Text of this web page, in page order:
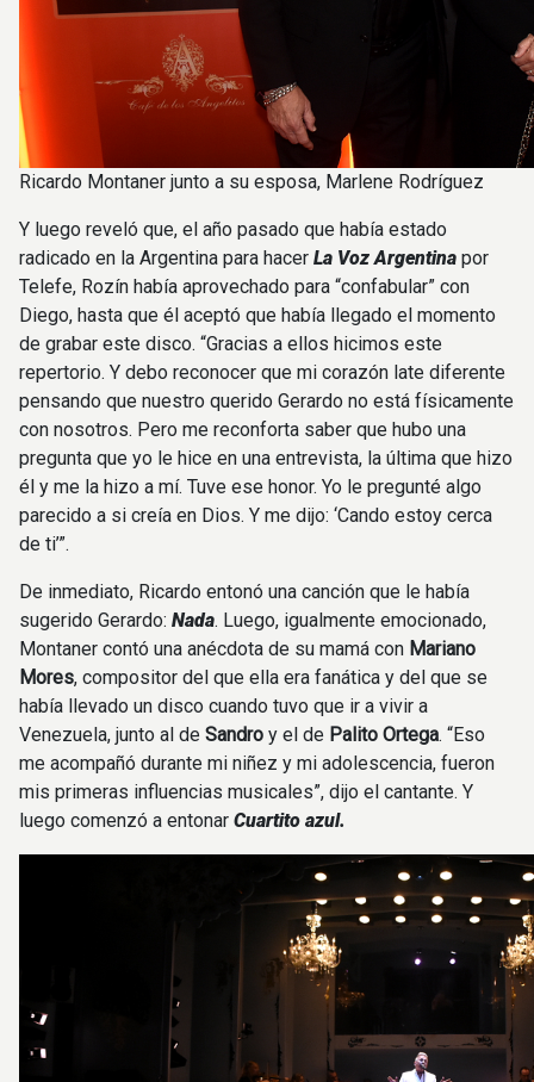
Ricardo Montaner junto a su esposa, Marlene Rodríguez
Y luego reveló que, el año pasado que había estado
radicado en la Argentina para hacer La Voz Argentina por
Telefe, Rozín había aprovechado para “confabular” con
Diego, hasta que él aceptó que había llegado el momento
de grabar este disco. “Gracias a ellos hicimos este
repertorio. Y debo reconocer que mi corazón late diferente
pensando que nuestro querido Gerardo no está físicamente
con nosotros. Pero me reconforta saber que hubo una
pregunta que yo le hice en una entrevista, la última que hizo
él y me la hizo a mí. Tuve ese honor. Yo le pregunté algo
parecido a si creía en Dios. Y me dijo: ‘Cando estoy cerca
de ti’”.
De inmediato, Ricardo entonó una canción que le había
sugerido Gerardo: Nada. Luego, igualmente emocionado,
Montaner contó una anécdota de su mamá con Mariano
Mores, compositor del que ella era fanática y del que se
había llevado un disco cuando tuvo que ir a vivir a
Venezuela, junto al de Sandro y el de Palito Ortega. “Eso
me acompañó durante mi niñez y mi adolescencia, fueron
mis primeras influencias musicales”, dijo el cantante. Y
luego comenzó a entonar Cuartito azul.